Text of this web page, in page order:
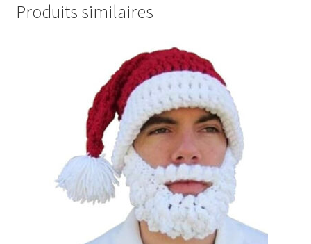
Produits similaires